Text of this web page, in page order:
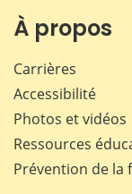
À propos
Carrières
Accessibilité
Photos et vidéos
Ressources
Prévention de la